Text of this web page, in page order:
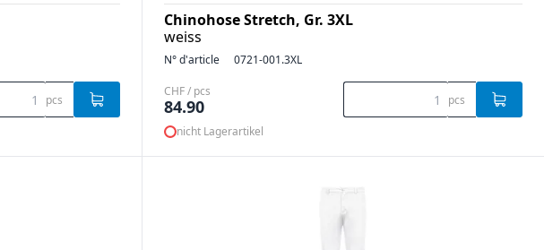
pcs
Chinohose Stretch, Gr. 3XL
weiss
N° d'article 0721-001.3XL
CHF / pcs
84.90 pcs
nicht Lagerartikel